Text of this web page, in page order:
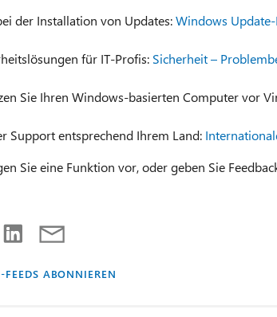
der Installation von Updates:Windows Update-
für IT-Profis: Sicherheit –
Sie Ihren Windows-basierten Computer vor
Support entsprechend Ihrem Land:
Sie eine Funktion vor, oder geben Sie
FEEDS ABONNIEREN